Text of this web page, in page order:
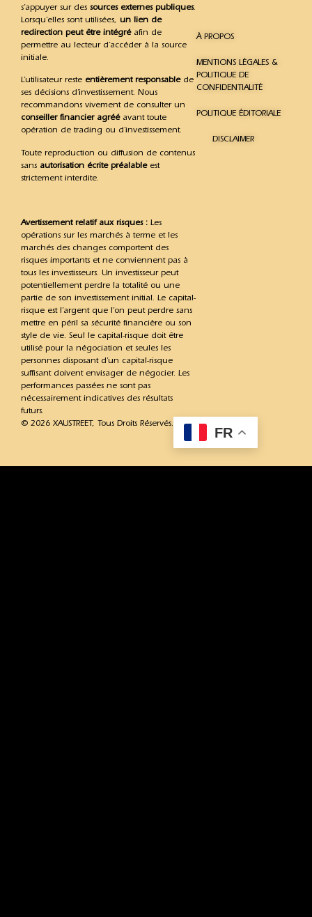
s’appuyer sur des sources externes publiques.
Lorsqu’elles sont utilisées, un lien de
redirection peut être intégréafin de
permettre au lecteur d’accéder à la source
initiale.
L’utilisateur reste entièrement responsablede
ses décisions d’investissement. Nous
recommandons vivement de consulter un
conseiller financier agrééavant toute
opération de trading ou d’investissement.
Toute reproduction ou diffusion de contenus
sans autorisation écrite préalableest
strictement interdite.
Avertissement relatif aux risques : Les
opérations sur les marchés à terme et les
marchés des changes comportent des
risques importants et ne conviennent pas à
tous les investisseurs. Un investisseur peut
potentiellement perdre la totalité ou une
partie de son investissement initial. Le capital-
risque est l’argent que l’on peut perdre sans
mettre en péril sa sécurité financière ou son
style de vie. Seul le capital-risque doit être
utilisé pour la négociation et seules les
personnes disposant d’un capital-risque
suffisant doivent envisager de négocier. Les
performances passées ne sont pas
nécessairement indicatives des résultats
futurs.
À PROPOS
MENTIONS LÉGALES &
POLITIQUE DE
CONFIDENTIALITÉ
POLITIQUE ÉDITORIALE
DISCLAIMER
© 2026 XAUSTREET, Tous Droits Réservés.
FR